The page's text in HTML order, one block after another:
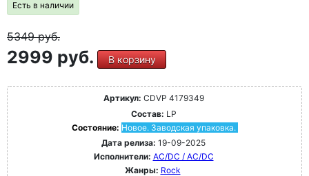
Есть в наличии
5349руб.
2999 руб. В корзину
Артикул: CDVP 4179349
Состав: LP
Состояние: Новое. Заводская упаковка.
Дата релиза: 19-09-2025
Исполнители: AC/DC / AC/DC
Жанры: Rock